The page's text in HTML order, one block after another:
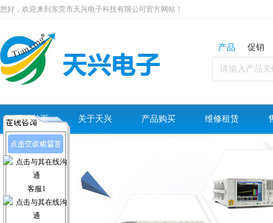
您好，欢迎来到东莞市天兴电子科技有限公司官方网站！
产品 促销
网站首页 关于天兴 产品购买 维修租赁
客服1